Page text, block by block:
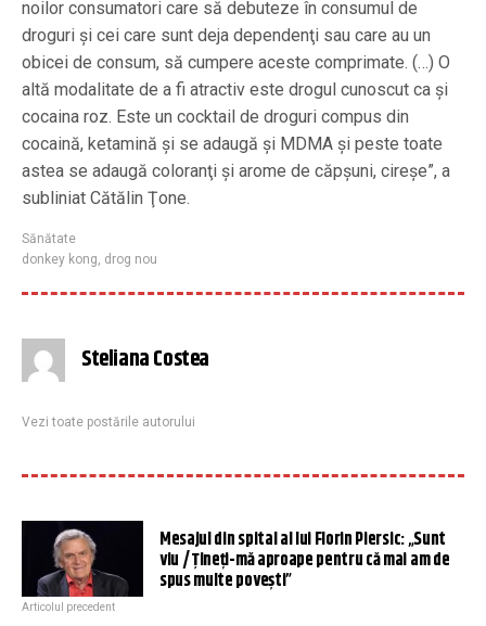
noilor consumatori care să debuteze în consumul de
droguri şi cei care sunt deja dependenţi sau care au un
obicei de consum, să cumpere aceste comprimate. (…) O
altă modalitate de a fi atractiv este drogul cunoscut ca şi
cocaina roz. Este un cocktail de droguri compus din
cocaină, ketamină şi se adaugă şi MDMA şi peste toate
astea se adaugă coloranţi şi arome de căpşuni, cireşe”, a
subliniat Cătălin Ţone.
Sănătate
donkey kong, drog nou
Steliana Costea
Vezi toate postările autorului
Mesajul din spital al lui Florin Piersic: „Sunt
viu / Țineți-mă aproape pentru că mai am de
spus multe povești”
Articolul precedent